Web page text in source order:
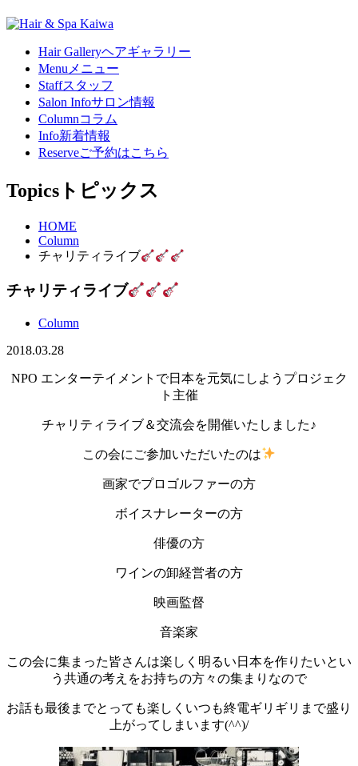
Hair Galleryヘアギャラリー
Menuメニュー
Staffスタッフ
Salon Infoサロン情報
Columnコラム
Info新着情報
Reserveご予約はこちら
Topics トピックス
HOME
Column
チャリティライブ
チャリティライブ
Column
2018.03.28
NPO エンターテイメントで日本を元気にしようプロジェク
ト主催
チャリティライブ＆交流会を開催いたしました♪
この会にご参加いただいたのは
画家でプロゴルファーの方
ボイスナレーターの方
俳優の方
ワインの卸経営者の方
映画監督
音楽家
この会に集まった皆さんは楽しく明るい日本を作りたいとい
う共通の考えをお持ちの方々の集まりなので
お話も最後までとっても楽しくいつも終電ギリギリまで盛り
上がってしまいます(^^)/